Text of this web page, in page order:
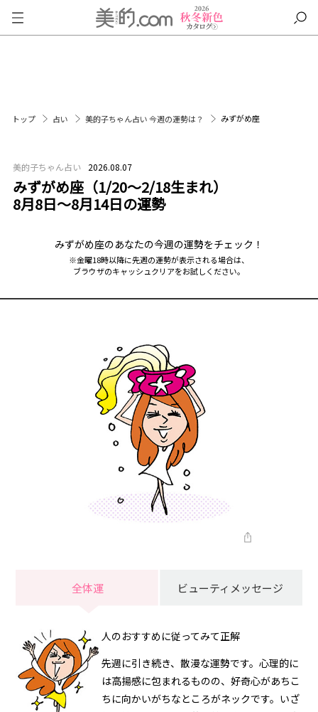
トップ 占い 美的子ちゃん占い 今週の運勢は？ みずがめ座
美的子ちゃん占い 2026.08.07
みずがめ座（1/20～2/18生まれ）
8月8日～8月14日の運勢
みずがめ座のあなたの今週の運勢をチェック！
※金曜18時以降に先週の運勢が表示される場合は、
ブラウザのキャッシュクリアをお試しください。
全体運 ビューティメッセージ
人のおすすめに従ってみて正解
先週に引き続き、散漫な運勢です。心理的に
は高揚感に包まれるものの、好奇心があちこ
ちに向かいがちなところがネックです。いざ